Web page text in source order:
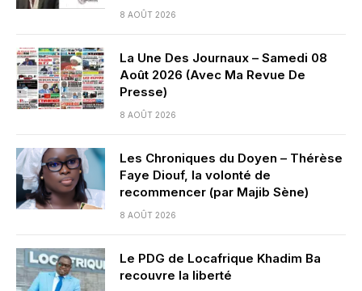
8 AOÛT 2026
La Une Des Journaux – Samedi 08
Août 2026 (Avec Ma Revue De
Presse)
8 AOÛT 2026
Les Chroniques du Doyen – Thérèse
Faye Diouf, la volonté de
recommencer (par Majib Sène)
8 AOÛT 2026
Le PDG de Locafrique Khadim Ba
recouvre la liberté